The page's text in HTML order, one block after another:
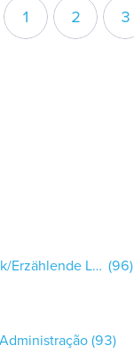
PBS / Belletristik/Erzählende Literatur (96)
(93)
1 2 3